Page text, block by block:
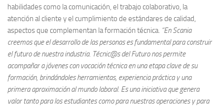
habilidades como la comunicación, el trabajo colaborativo, la
atención al cliente y el cumplimiento de estándares de calidad,
aspectos que complementan la formación técnica. “En Scania
creemos que el desarrollo de las personas es fundamental para construir
el futuro de nuestra industria. Técnic@s del Futuro nos permite
acompañar a jóvenes con vocación técnica en una etapa clave de su
formación, brindándoles herramientas, experiencia práctica y una
primera aproximación al mundo laboral. Es una iniciativa que genera
valor tanto para los estudiantes como para nuestras operaciones y para